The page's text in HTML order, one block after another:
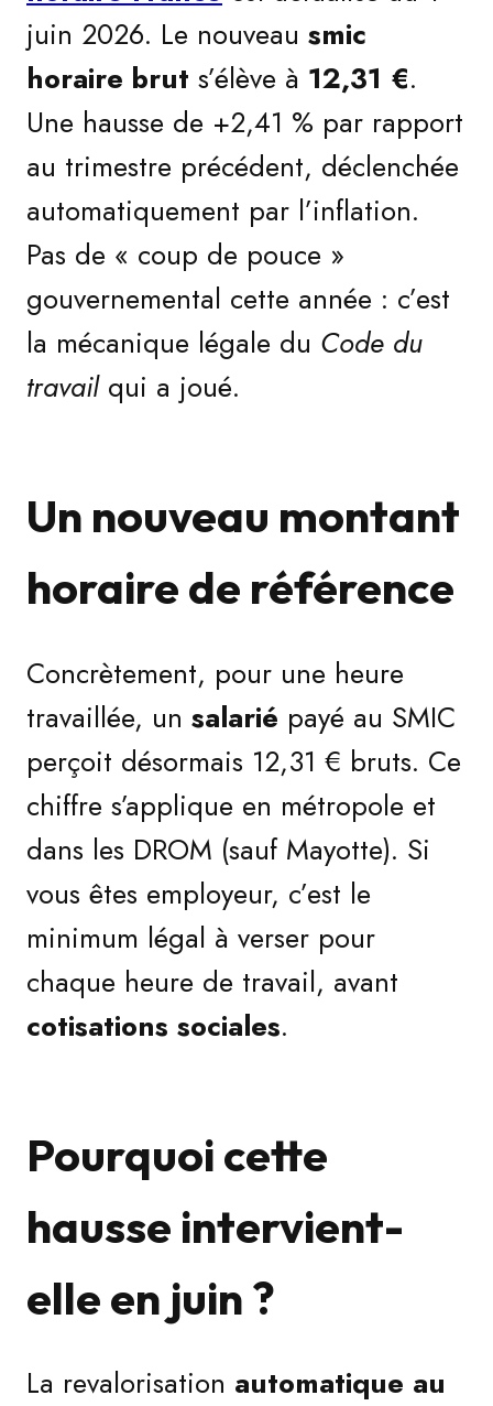
juin 2026. Le nouveau smic
horaire brut s’élève à 12,31 €.
Une hausse de +2,41 % par rapport
au trimestre précédent, déclenchée
automatiquement par l’inflation.
Pas de « coup de pouce »
gouvernemental cette année : c’est
la mécanique légale du Code du
travailqui a joué.
Un nouveau montant
horaire de référence
Concrètement, pour une heure
travaillée, un salarié payé au SMIC
perçoit désormais 12,31 € bruts. Ce
chiffre s’applique en métropole et
dans les DROM (sauf Mayotte). Si
vous êtes employeur, c’est le
minimum légal à verser pour
chaque heure de travail, avant
cotisations sociales.
Pourquoi cette
hausse intervient-
elle en juin ?
La revalorisation automatique au